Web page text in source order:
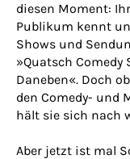
diesen Moment:
Publikum kennt
Shows und
»Quatsch Comedy
Daneben«. Doch
den Comedy- und
hält sie sich nach
Aber jetzt ist mal